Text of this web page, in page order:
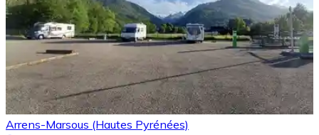
Arrens-Marsous (Hautes Pyrénées)